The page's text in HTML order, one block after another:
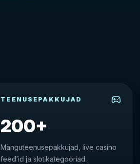
TEENUSEPAKKUJAD
200+
Mänguteenusepakkujad, live casino
feed’id ja slotikategooriad.